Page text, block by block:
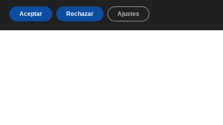
Aviso Legal
Política de Privacidad
Golosinas
Conservas de
Aceptar Rechazar Ajustes